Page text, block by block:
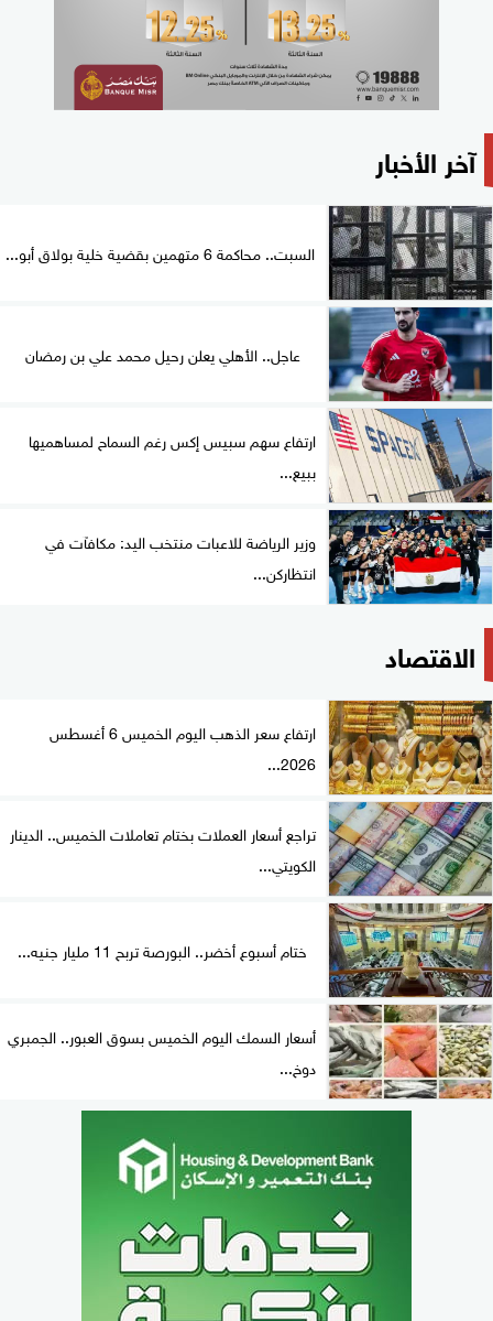
آخر الأخبار
السبت.. محاكمة 6 متهمين بقضية خلية بولاق أبو...
عاجل.. الأهلي يعلن رحيل محمد علي بن رمضان
ارتفاع سهم سبيس إكس رغم السماح لمساهميها
ببيع...
وزير الرياضة للاعبات منتخب اليد: مكافآت في
انتظاركن...
الاقتصاد
ارتفاع سعر الذهب اليوم الخميس 6 أغسطس
2026...
تراجع أسعار العملات بختام تعاملات الخميس.. الدينار
الكويتي...
ختام أسبوع أخضر.. البورصة تربح 11 مليار جنيه...
أسعار السمك اليوم الخميس بسوق العبور.. الجمبري
دوخ...